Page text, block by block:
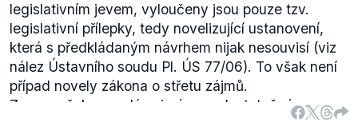
legislativním jevem, vyloučeny jsou pouze tzv.
legislativní přílepky, tedy novelizující ustanovení,
která s předkládaným návrhem nijak nesouvisí (viz
nález Ústavního soudu Pl. ÚS 77/06). To však není
případ novely zákona o střetu zájmů.
Zeman však napadá zejména nedostatečné